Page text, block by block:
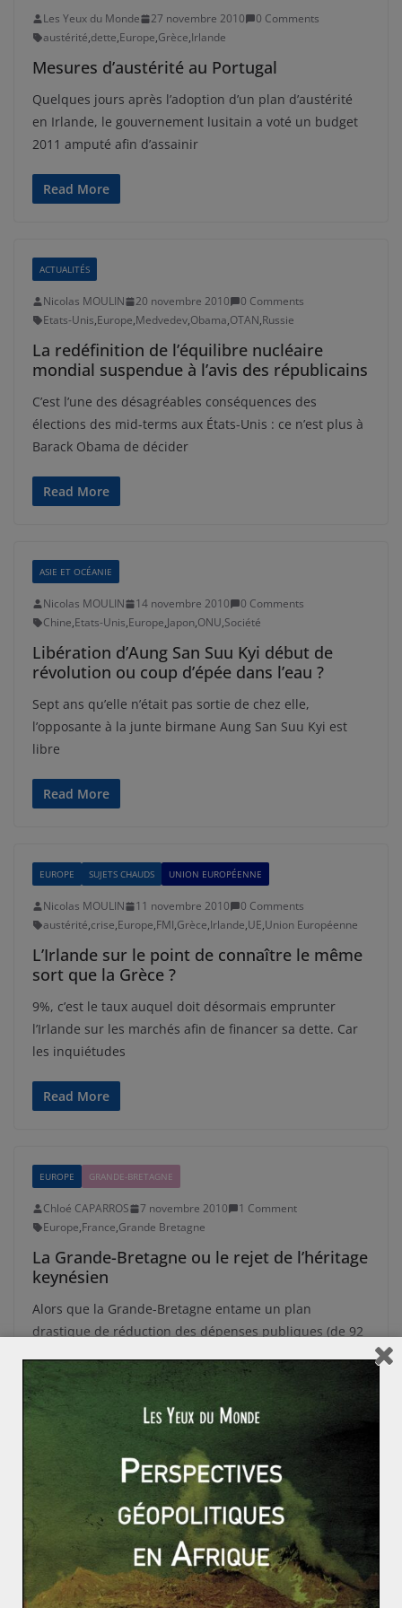
Les Yeux du Monde 27 novembre 2010
0 Comments
austérité,dette,Europe,Grèce,Irlande
Mesures d’austérité au Portugal
Quelques jours après l’adoption d’un plan d’austérité
en Irlande, le gouvernement lusitain a voté un budget
2011 amputé afin d’assainir
Read More
ACTUALITÉS
Nicolas MOULIN 20 novembre 2010
0 Comments
Etats-Unis,Europe,Medvedev,Obama,OTAN,Russie
La redéfinition de l’équilibre nucléaire
mondial suspendue à l’avis des républicains
C’est l’une des désagréables conséquences des
élections des mid-terms aux États-Unis : ce n’est plus à
Barack Obama de décider
Read More
ASIE ET OCÉANIE
Nicolas MOULIN 14 novembre 2010
0 Comments
Chine,Etats-Unis,Europe,Japon,ONU,Société
Libération d’Aung San Suu Kyi début de
révolution ou coup d’épée dans l’eau ?
Sept ans qu’elle n’était pas sortie de chez elle,
l’opposante à la junte birmane Aung San Suu Kyi est
libre
Read More
EUROPE SUJETS CHAUDS UNION EUROPÉENNE
Nicolas MOULIN 11 novembre 2010
0 Comments
austérité,crise,Europe,FMI,Grèce,Irlande,UE,Union Européenne
L’Irlande sur le point de connaître le même
sort que la Grèce ?
9%, c’est le taux auquel doit désormais emprunter
l’Irlande sur les marchés afin de financer sa dette. Car
les inquiétudes
Read More
EUROPE GRANDE-BRETAGNE
Chloé CAPARROS 7 novembre 2010
1 Comment
Europe,France,Grande Bretagne
La Grande-Bretagne ou le rejet de l’héritage
keynésien
Alors que la Grande-Bretagne entame un plan
drastique de réduction des dépenses publiques (de 92
Read More
GRANDE-BRETAGNE UNION EUROPÉENNE
Nicolas MOULIN 2 novembre 2010
0 Comments
David Cameron,Europe ,France,Grande Bretagne,ONU,OTAN
puissance
Paris et Londres annoncent une
coopération militaire : pétard mouillé ou